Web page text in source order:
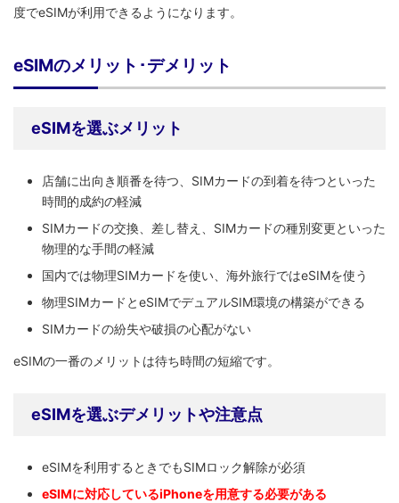
度でeSIMが利用できるようになります。
eSIMのメリット･デメリット
eSIMを選ぶメリット
店舗に出向き順番を待つ、SIMカードの到着を待つといった
時間的成約の軽減
SIMカードの交換、差し替え、SIMカードの種別変更といった
物理的な手間の軽減
国内では物理SIMカードを使い、海外旅行ではeSIMを使う
物理SIMカードとeSIMでデュアルSIM環境の構築ができる
SIMカードの紛失や破損の心配がない
eSIMの一番のメリットは待ち時間の短縮です。
eSIMを選ぶデメリットや注意点
eSIMを利用するときでもSIMロック解除が必須
eSIMに対応しているiPhoneを用意する必要がある